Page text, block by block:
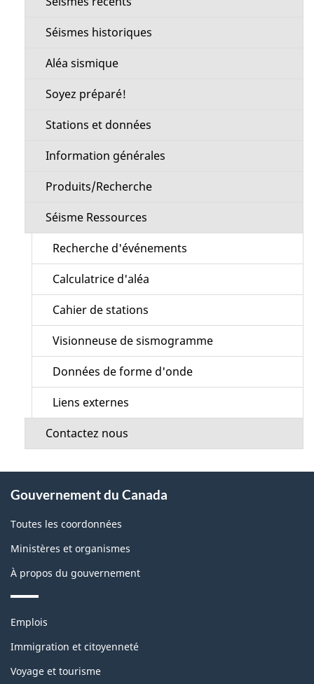
Séismes historiques
Aléa sismique
Soyez préparé!
Stations et données
Information générales
Produits/Recherche
Séisme Ressources
Recherche d'événements
Calculatrice d'aléa
Cahier de stations
Visionneuse de sismogramme
Données de forme d'onde
Liens externes
Contactez nous
propos
de
ce
Gouvernement du Canada
Toutes les coordonnées
Ministères et organismes
À propos du gouvernement
Thèmes
sujets
Emplois
Immigration et citoyenneté
Voyage et tourisme